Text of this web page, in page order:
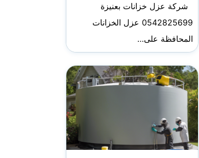
شركة عزل خزانات بعنيزة
0542825699 عزل الخزانات
المحافظة على…